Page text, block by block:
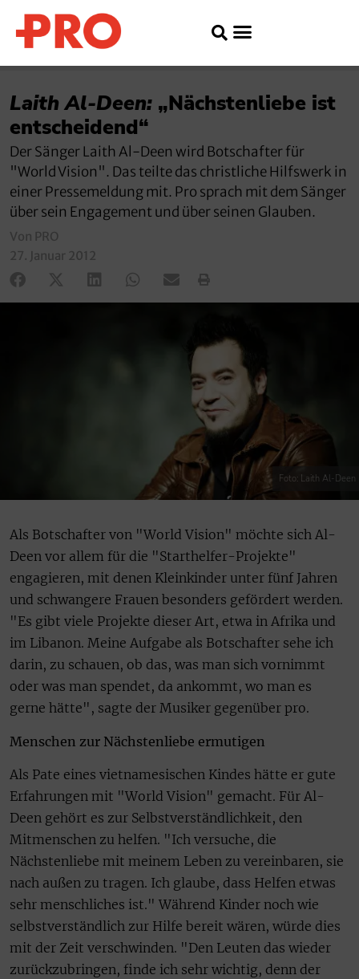
Laith Al-Deen: „Nächstenliebe ist
entscheidend“
Der Sänger Laith Al-Deen wird Botschafter für
"World Vision". Das teilte das christliche Hilfswerk in
einer Pressemeldung mit. Pro sprach mit dem Sänger
über sein Engagement und über seinen Glauben.
Von PRO
27. Januar 2012
Foto: Laith Al-Deen
Als Botschafter von "World Vision" möchte sich Al-
Deen vor allem für die "Starthelfer-Projekte"
engagieren, mit denen Kleinkinder unter fünf Jahren
und schwangere Frauen besonders gefördert werden.
"Es gibt viele Projekte dieser Art, etwa in Afrika und
im Libanon. Meine Aufgabe als Botschafter sehe ich
darin, zu schauen, ob das, was man sich vornimmt
oder was man spendet, da ankommt, wo man es
gerne hätte", sagte der Musiker gegenüber pro.
Menschen zur Nächstenliebe ermutigen
Als Pate eines vietnamesischen Kindes hätte er gute
Erfahrungen mit "World Vision" gemacht. Für Al-
Deen gehört es zur Selbstverständlichkeit, den
Mitmenschen zu helfen. "Ich versuche, die
Nächstenliebe mit meinem Leben zu vereinbaren, sie
nach außen zu tragen. Ich glaube, dass Helfen etwas
sehr menschliches ist." Während Kinder noch wie
selbstverständlich zur Hilfe bereit wären, würde dies
mit der Zeit verschwinden. "Den Leuten das wieder
zurückzubringen, finde ich sehr wichtig, denn der